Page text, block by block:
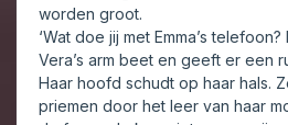
worden groot.
‘Wat doe jij met Emma’s
Vera’s arm beet en geeft er een
Haar hoofd schudt op haar hals.
priemen door het leer van haar